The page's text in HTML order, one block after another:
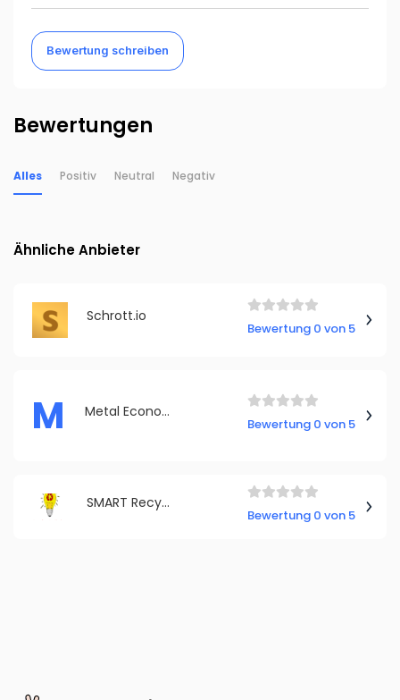
Bewertung schreiben
Bewertungen
Alles Positiv Neutral Negativ
Ähnliche Anbieter
Schrott.io
Bewertung 0 von 5
M Metal Economy
Bewertung 0 von 5
SMART Recycling Hamburg Stiliyan Hadjiev
Bewertung 0 von 5